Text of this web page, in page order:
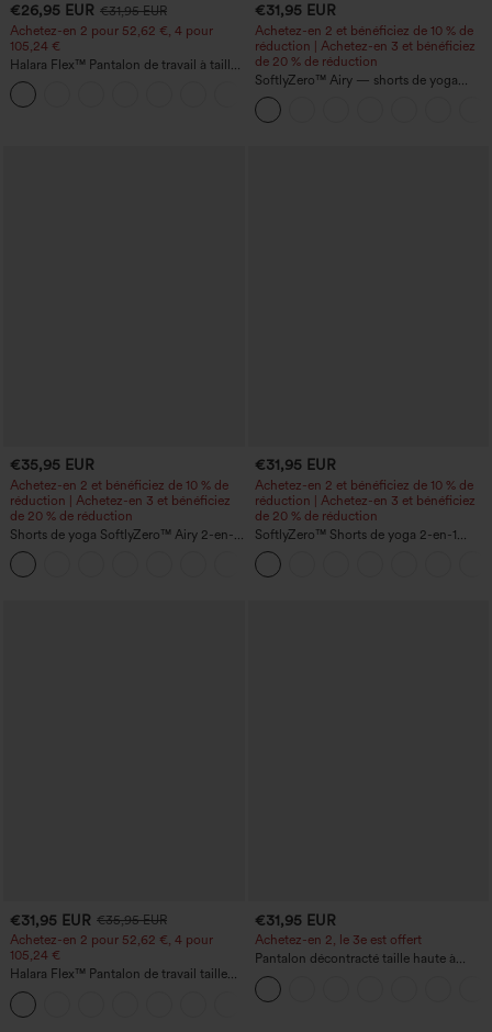
€26,95 EUR €31,95 EUR
Achetez-en 2 pour 52,62 €, 4 pour
105,24 €
Halara Flex™ Pantalon de travail à taille
haute, jambe large, avec poches, en
maille gaufrée
€31,95 EUR
Achetez-en 2 et bénéficiez de 10 % de
réduction | Achetez-en 3 et bénéficiez
de 20 % de réduction
SoftlyZero™ Airy — shorts de yoga
super taille haute 2-en-1 InstantCool
avec poches
€35,95 EUR
Achetez-en 2 et bénéficiez de 10 % de
réduction | Achetez-en 3 et bénéficiez
de 20 % de réduction
Shorts de yoga SoftlyZero™ Airy 2-en-1
InstantCool, super taille haute, 7" avec
poches
€31,95 EUR
Achetez-en 2 et bénéficiez de 10 % de
réduction | Achetez-en 3 et bénéficiez
de 20 % de réduction
SoftlyZero™ Shorts de yoga 2-en-1
InstantCool, super taille haute, aérés, 5''
avec poches — longueur allongée
€31,95 EUR €35,95 EUR
Achetez-en 2 pour 52,62 €, 4 pour
105,24 €
Halara Flex™ Pantalon de travail taille
haute sculptant la silhouette, gainant la
taille, avec poches, jambe large en
micro-gaufre
€31,95 EUR
Achetez-en 2, le 3e est offert
Pantalon décontracté taille haute à
cordon, coupe large en mélange de lin,
avec poches